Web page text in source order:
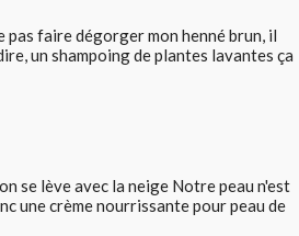
pas faire dégorger mon henné brun, il
un shampoing de plantes lavantes ça
se lève avec la neige Notre peau n'est
une crème nourrissante pour peau de